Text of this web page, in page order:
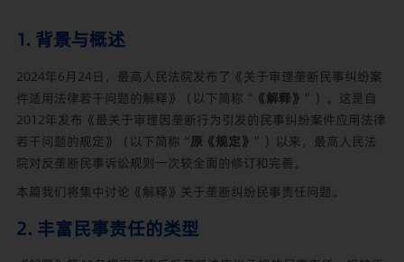
1. 背景与概述
2024年6月24日，最高人民法院发布了《关于审理垄断民事纠纷案
件适用法律若干问题的解释》（以下简称“ 《解释》 ”）。这是自
2012年发布《最关于审理因垄断行为引发的民事纠纷案件应用法律
若干问题的规定》（以下简称“原《规定》 ”）以来，最高人民法
院对反垄断民事诉讼规则一次较全面的修订和完善。
本篇我们将集中讨论《解释》关于垄断纠纷民事责任问题。
2. 丰富民事责任的类型